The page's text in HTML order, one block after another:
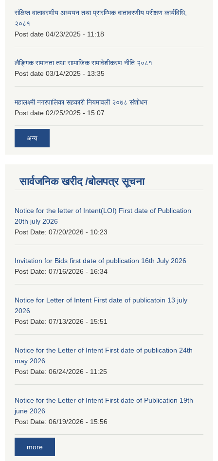
संक्षिप्त वातावरणीय अध्ययन तथा प्रारम्भिक वातावरणीय परीक्षण कार्यविधि,
२०८१
Post date 04/23/2025 - 11:18
लैङ्गिक समानता तथा सामाजिक समावेशीकरण नीति २०८१
Post date 03/14/2025 - 13:35
महालक्ष्मी नगरपालिका सहकारी नियमावली २०७८ संशोधन
Post date 02/25/2025 - 15:07
अन्य
सार्वजनिक खरीद /बोलपत्र सूचना
Notice for the letter of Intent(LOI) First date of Publication
20th july 2026
Post Date: 07/20/2026 - 10:23
Invitation for Bids first date of publication 16th July 2026
Post Date: 07/16/2026 - 16:34
Notice for Letter of Intent First date of publicatoin 13 july
2026
Post Date: 07/13/2026 - 15:51
Notice for the Letter of Intent First date of publication 24th
may 2026
Post Date: 06/24/2026 - 11:25
Notice for the Letter of Intent First date of Publication 19th
june 2026
Post Date: 06/19/2026 - 15:56
more